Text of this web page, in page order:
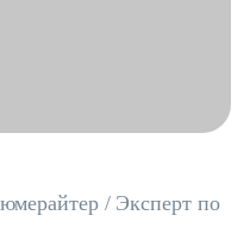
/ Эксперт по